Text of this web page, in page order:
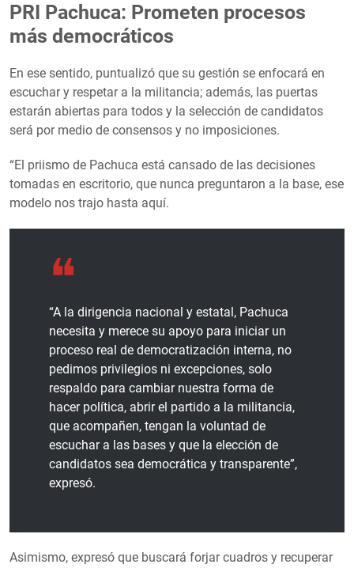
PRI Pachuca: Prometen procesos
más democráticos
En ese sentido, puntualizó que su gestión se enfocará en
escuchar y respetar a la militancia; además, las puertas
estarán abiertas para todos y la selección de candidatos
será por medio de consensos y no imposiciones.
“El priismo de Pachuca está cansado de las decisiones
tomadas en escritorio, que nunca preguntaron a la base, ese
modelo nos trajo hasta aquí.
“A la dirigencia nacional y estatal, Pachuca
necesita y merece su apoyo para iniciar un
proceso real de democratización interna, no
pedimos privilegios ni excepciones, solo
respaldo para cambiar nuestra forma de
hacer política, abrir el partido a la militancia,
que acompañen, tengan la voluntad de
escuchar a las bases y que la elección de
candidatos sea democrática y transparente”,
expresó.
Asimismo, expresó que buscará forjar cuadros y recuperar